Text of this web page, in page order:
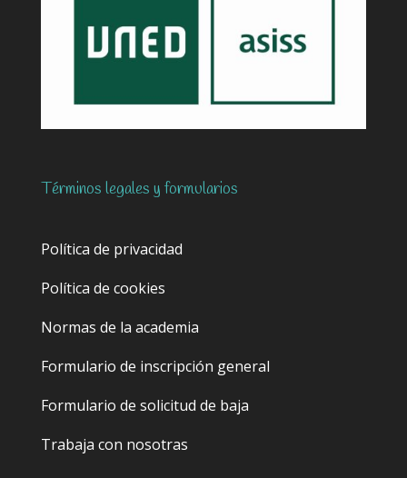
Términos legales y formularios
Política de privacidad
Política de cookies
Normas de la academia
Formulario de inscripción general
Formulario de solicitud de baja
Trabaja con nosotras